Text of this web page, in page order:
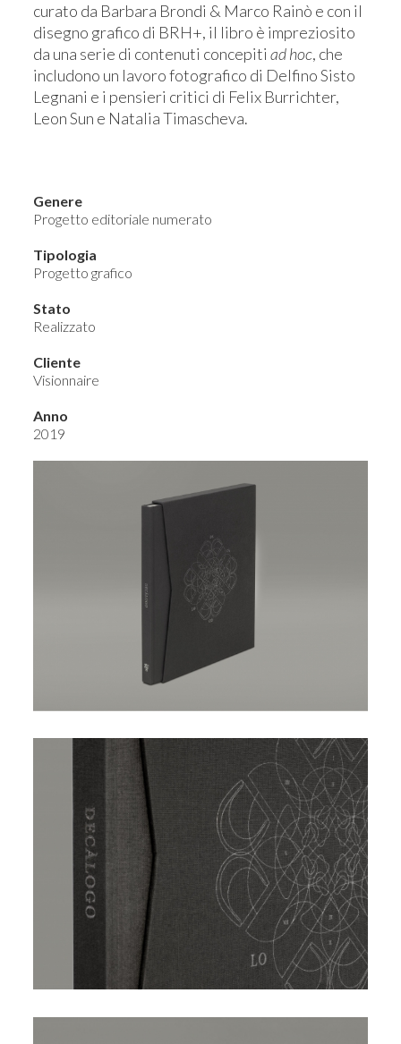
curato da Barbara Brondi & Marco Rainò e con il
disegno grafico di BRH+, il libro è impreziosito
da una serie di contenuti concepitiad hoc, che
includono un lavoro fotografico di Delfino Sisto
Legnani e i pensieri critici di Felix Burrichter,
Leon Sun e Natalia Timascheva.
Genere
Progetto editoriale numerato
Tipologia
Progetto grafico
Stato
Realizzato
Cliente
Visionnaire
Anno
2019